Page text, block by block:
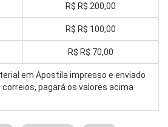
R$ R$ 200,00
R$ R$ 100,00
R$ R$ 70,00
em Apostila impresso e enviado
pagará os valores acima